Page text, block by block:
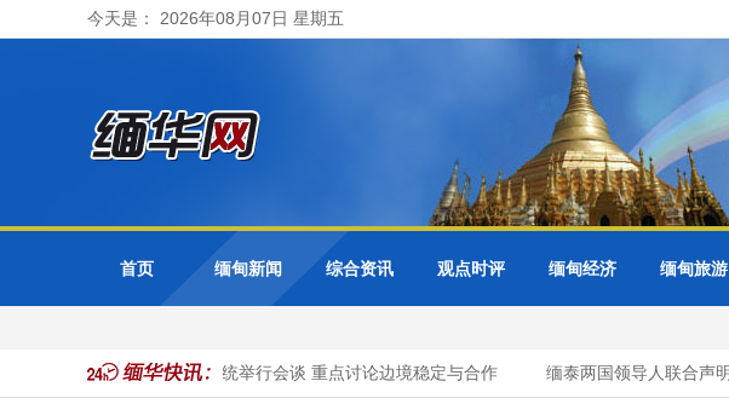
今天是： 2026年08月07日 星期五
首页 缅甸新闻 综合资讯 观点时评 缅甸经济 缅甸旅游
泰国总理与缅甸总统举行会谈 重点讨论边境稳定与合作 缅泰两国领导人联合声明